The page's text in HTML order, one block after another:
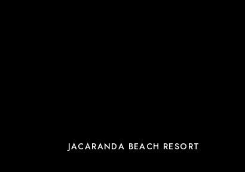
JACARANDA BEACH RESORT